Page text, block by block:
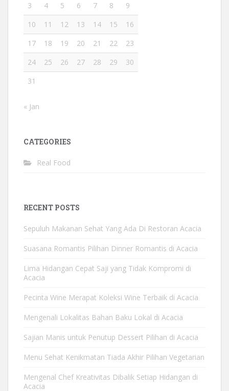
3
4 5 6 7 8
9
10
11 12 13 14 15
16
17
18 19 20 21 22
23
24
25 26 27 28 29
30
31
« Jan
CATEGORIES
Real Food
RECENT POSTS
Sepuluh Makanan Sehat Yang Ada Di Restoran Acacia
Suasana Romantis Pilihan Dinner Romantis di Acacia
Lima Hidangan Cepat Saji yang Tidak Kompromi di
Acacia
Pecinta Wine Merapat Koleksi Wine Terbaik di Acacia
Mengenali Lokalitas Bahan Baku Lokal di Acacia
Sajian Manis untuk Penutup Dessert Pilihan di Acacia
Menu Sehat Kenikmatan Tiada Akhir Pilihan Vegetarian
Mengenal Chef Kreativitas Dibalik Setiap Hidangan di
Acacia